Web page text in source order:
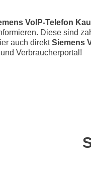
VoIP-Telefon
Diese sind
auch direktSiemens
Verbraucherportal!